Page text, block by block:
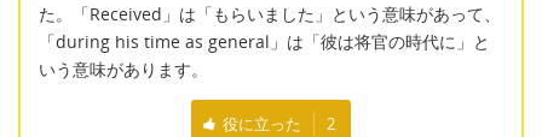
た。「Received」は「もらいました」という意味があって、
「during his time as general」は「彼は将官の時代に」と
いう意味があります。
役に立った 2